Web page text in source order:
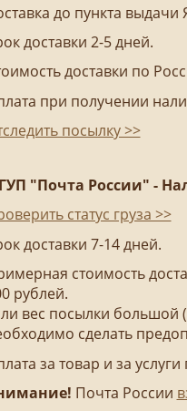
до пункта
доставки 2-5 дней.
доставки по
при получении
посылку >>
"Почта России" -
статус груза >>
доставки 7-14 дней.
стоимость
рублей.
вес посылки большой
сделать
за товар и за
Почта России